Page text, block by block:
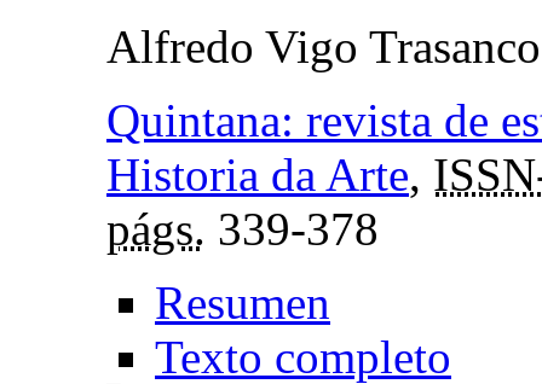
Alfredo Vigo
Quintana: revista de
Historia da Arte,
págs. 339-378
Resumen
Texto completo